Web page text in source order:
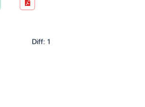
Diff: 1